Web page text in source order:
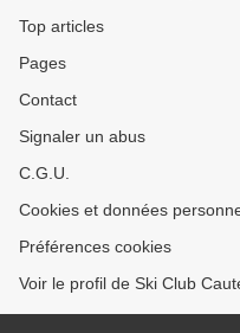
Top articles
Pages
Contact
Signaler un abus
C.G.U.
Cookies et données
Préférences cookies
Voir le profil de Ski Club